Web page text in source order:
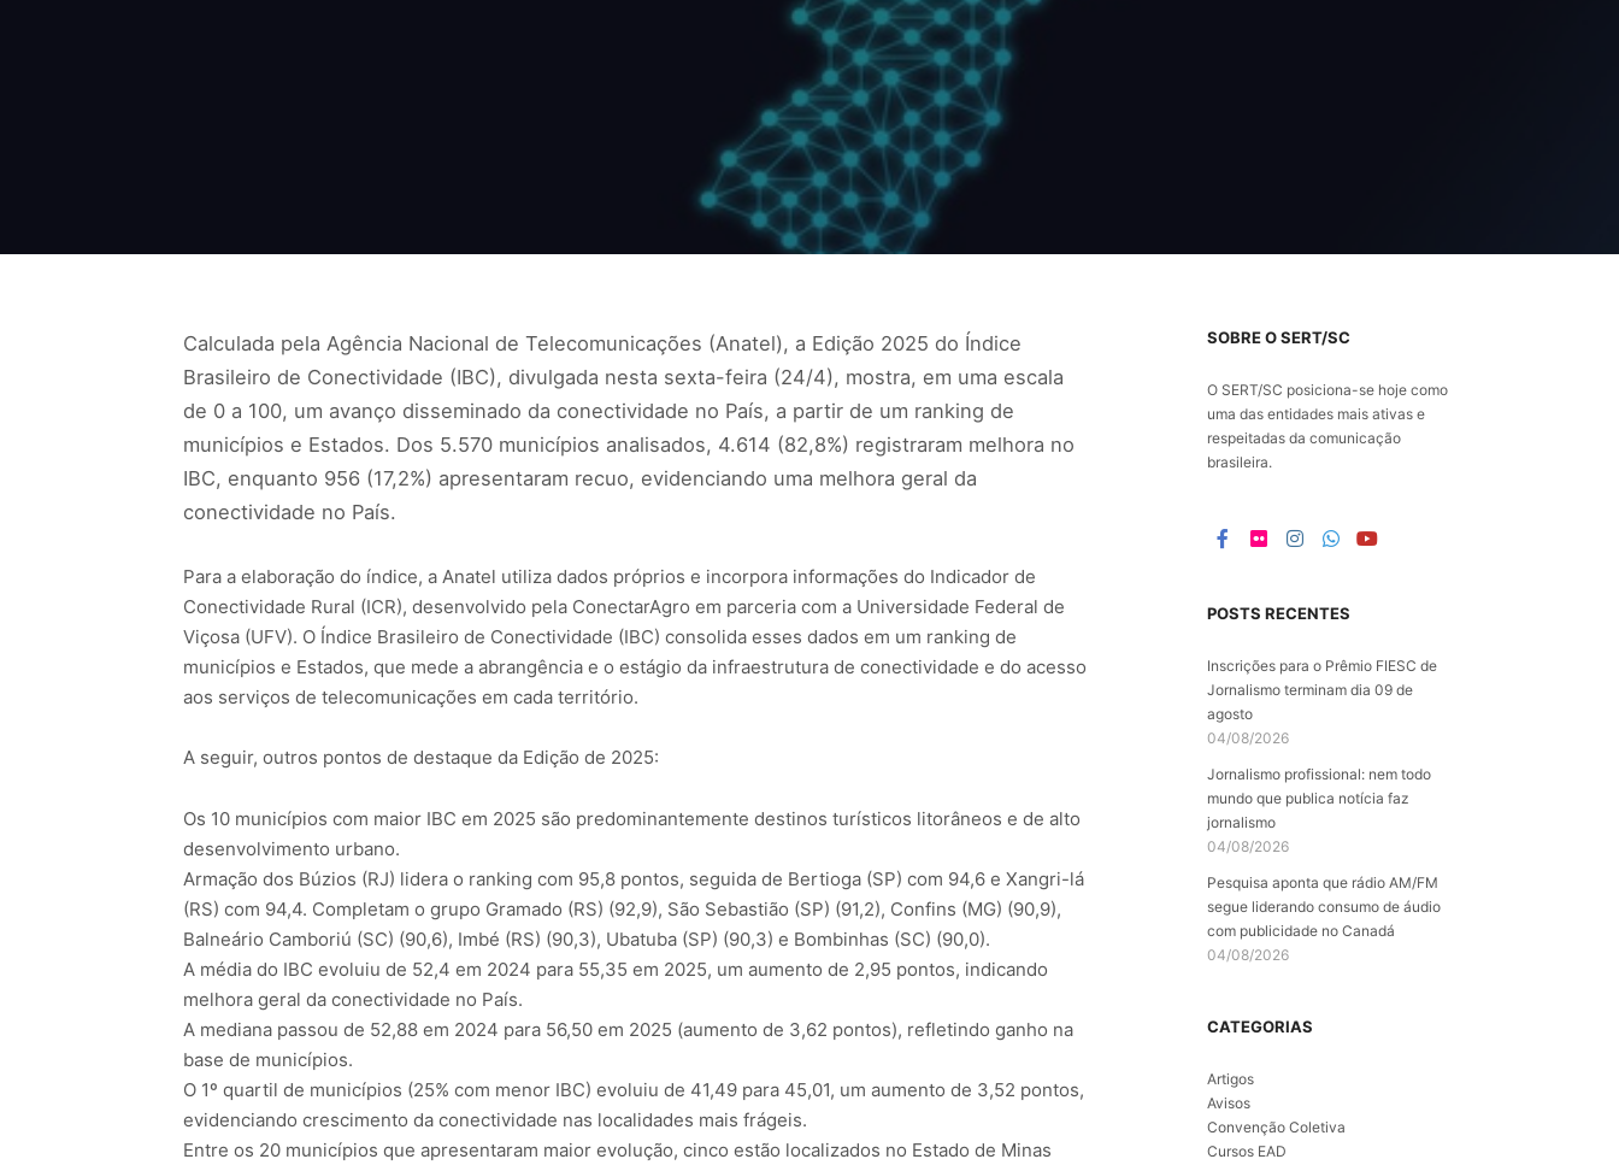
Calculada pela Agência Nacional de Telecomunicações (Anatel), a Edição 2025 do Índice
Brasileiro de Conectividade (IBC), divulgada nesta sexta-feira (24/4), mostra, em uma escala
de 0 a 100, um avanço disseminado da conectividade no País, a partir de um ranking de
municípios e Estados. Dos 5.570 municípios analisados, 4.614 (82,8%) registraram melhora no
IBC, enquanto 956 (17,2%) apresentaram recuo, evidenciando uma melhora geral da
conectividade no País.
Para a elaboração do índice, a Anatel utiliza dados próprios e incorpora informações do Indicador de
Conectividade Rural (ICR), desenvolvido pela ConectarAgro em parceria com a Universidade Federal de
Viçosa (UFV). O Índice Brasileiro de Conectividade (IBC) consolida esses dados em um ranking de
municípios e Estados, que mede a abrangência e o estágio da infraestrutura de conectividade e do acesso
aos serviços de telecomunicações em cada território.
A seguir, outros pontos de destaque da Edição de 2025:
Os 10 municípios com maior IBC em 2025 são predominantemente destinos turísticos litorâneos e de alto
desenvolvimento urbano.
Armação dos Búzios (RJ) lidera o ranking com 95,8 pontos, seguida de Bertioga (SP) com 94,6 e Xangri-lá
(RS) com 94,4. Completam o grupo Gramado (RS) (92,9), São Sebastião (SP) (91,2), Confins (MG) (90,9),
Balneário Camboriú (SC) (90,6), Imbé (RS) (90,3), Ubatuba (SP) (90,3) e Bombinhas (SC) (90,0).
A média do IBC evoluiu de 52,4 em 2024 para 55,35 em 2025, um aumento de 2,95 pontos, indicando
melhora geral da conectividade no País.
A mediana passou de 52,88 em 2024 para 56,50 em 2025 (aumento de 3,62 pontos), refletindo ganho na
base de municípios.
O 1º quartil de municípios (25% com menor IBC) evoluiu de 41,49 para 45,01, um aumento de 3,52 pontos,
evidenciando crescimento da conectividade nas localidades mais frágeis.
Entre os 20 municípios que apresentaram maior evolução, cinco estão localizados no Estado de Minas
SOBRE O SERT/SC
O SERT/SC posiciona-se hoje como
uma das entidades mais ativas e
respeitadas da comunicação
brasileira.
POSTS RECENTES
Inscrições para o Prêmio FIESC de
Jornalismo terminam dia 09 de
agosto
04/08/2026
Jornalismo profissional: nem todo
mundo que publica notícia faz
jornalismo
04/08/2026
Pesquisa aponta que rádio AM/FM
segue liderando consumo de áudio
com publicidade no Canadá
04/08/2026
CATEGORIAS
Artigos
Avisos
Convenção Coletiva
Cursos EAD